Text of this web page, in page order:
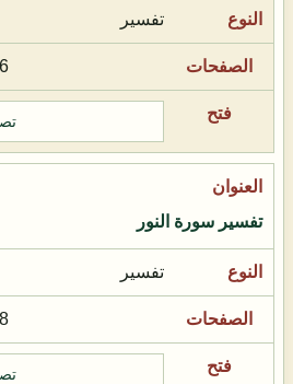
تفسير
تفسير سورة النور
تفسير